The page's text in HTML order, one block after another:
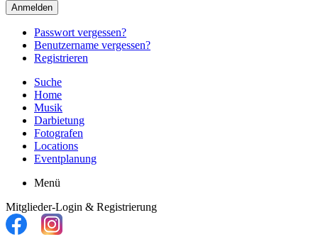
Anmelden
Passwort vergessen?
Benutzername vergessen?
Registrieren
Suche
Home
Musik
Darbietung
Fotografen
Locations
Eventplanung
Menü
Mitglieder-Login & Registrierung